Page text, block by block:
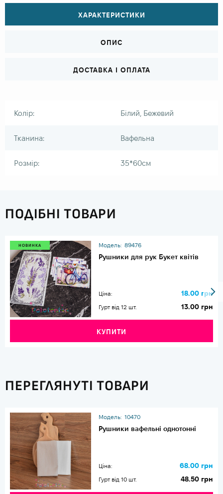
ХАРАКТЕРИСТИКИ
ОПИС
ДОСТАВКА І ОПЛАТА
Колір: Білий, Бежевий
Тканина: Вафельна
Розмір: 35*60см
ПОДІБНІ ТОВАРИ
НОВИНКА Модель: 89476
Рушники для рук Букет квітів
Ціна: 18.00 грн
Гурт від 12 шт. 13.00 грн
КУПИТИ
ПЕРЕГЛЯНУТІ ТОВАРИ
Модель: 10470
Рушники вафельні однотонні
Ціна: 68.00 грн
Гурт від 10 шт. 48.50 грн